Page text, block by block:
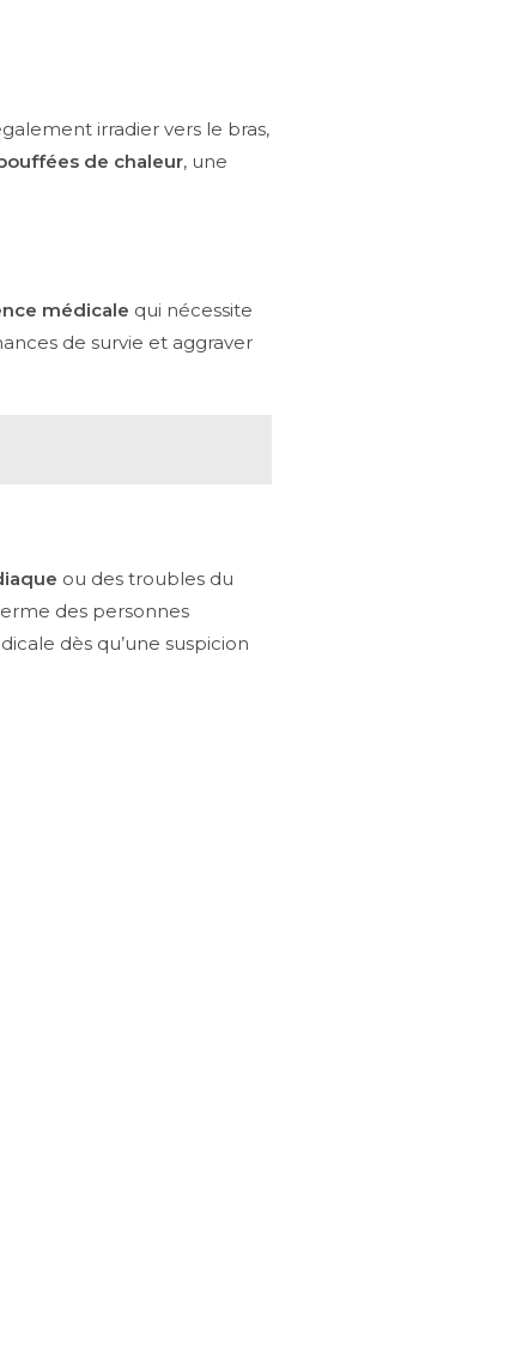
irradier vers le bras,
de chaleur, une
médicale qui nécessite
de survie et aggraver
ou des troubles du
des personnes
dès qu’une suspicion